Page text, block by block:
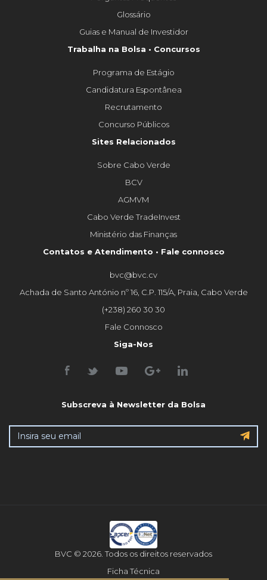
Glossário
Guias e Manual de Investidor
Trabalha na Bolsa • Concursos
Programa de Estágio
Candidatura Espontânea
Recrutamento
Concurso Públicos
Sites Relacionados
Sobre Cabo Verde
BCV
AGMVM
Cabo Verde TradeInvest
Ministério das Finanças
Contatos e Atendimento • Fale connosco
bvc@bvc.cv
Achada de Santo António nº 16, C.P. 115/A, Praia, Cabo Verde
(+238) 260 30 30
Fale Connosco
Siga-Nos
Subscreva à Newsletter da Bolsa
BVC © 2026. Todos os direitos reservados
Ficha Técnica